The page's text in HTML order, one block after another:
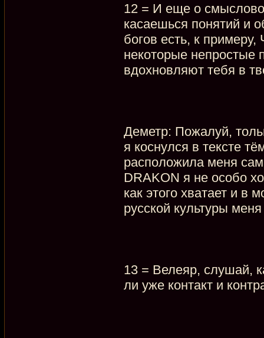
12 = И еще о
касаешься понятий и
богов есть, к
некоторые непростые
вдохновляют тебя в
Деметр: Пожалуй,
я коснулся в тексте
расположила меня
DRAKON я не особо
как этого хватает и
русской культуры
13 = Велеяр, слушай,
ли уже контакт и